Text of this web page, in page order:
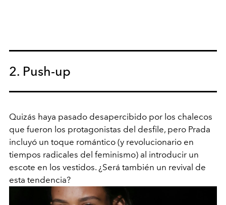
2. Push-up
Quizás haya pasado desapercibido por los chalecos
que fueron los protagonistas del desfile, pero Prada
incluyó un toque romántico (y revolucionario en
tiempos radicales del feminismo) al introducir un
escote en los vestidos. ¿Será también un revival de
esta tendencia?